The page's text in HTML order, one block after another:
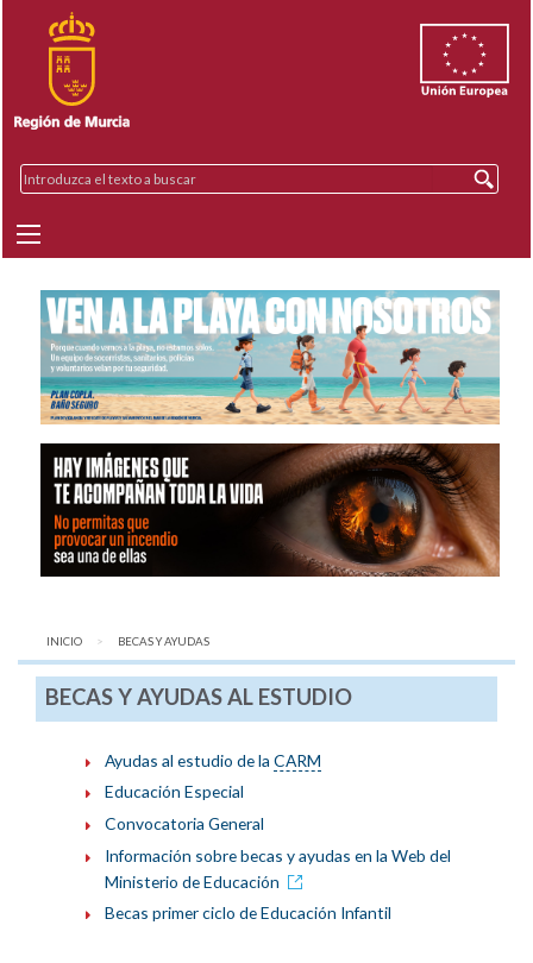
INICIO AQUÍ:
BECAS Y AYUDAS
BECAS Y AYUDAS AL ESTUDIO
Ayudas al estudio de la CARM
Educación Especial
Convocatoria General
Información sobre becas y ayudas en la Web del
Ministerio de Educación
Becas primer ciclo de Educación Infantil